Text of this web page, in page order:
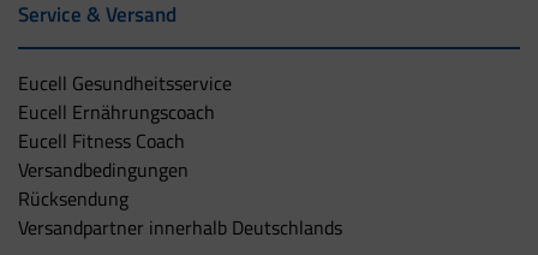
Service & Versand
Eucell Gesundheitsservice
Eucell Ernährungscoach
Eucell Fitness Coach
Versandbedingungen
Rücksendung
Versandpartner innerhalb Deutschlands